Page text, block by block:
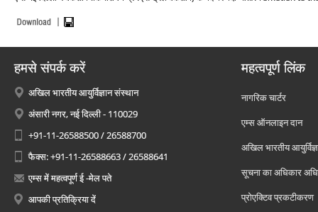
हमसे संपर्क करें
अखिल भारतीय आयुर्विज्ञान संस्थान
अंसारी नगर, नई दिल्ली - 110029
+91-11-26588500 / 26588700
फैक्स: +91-11-26588663 / 26588641
एम्स में महत्वपूर्ण ई -मेल पते
आपकी प्रतिक्रिया दें
महत्वपूर्ण लिंक
नागरिक चार्टर
एम्स ऑनलाइन दान
अखिल भारतीय
सूचना का अधिकार
प्रोएक्टिव प्रकटीकरण